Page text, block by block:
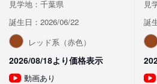
見学地：千葉県
誕生日：2026/06/22
レッド系（赤色）
2026/08/18より価格表示
動画あり
見
誕